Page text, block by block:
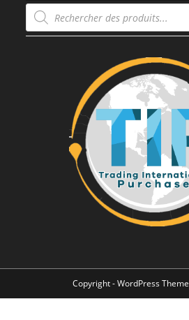
Recherche
de
produits
Copyright - WordPress